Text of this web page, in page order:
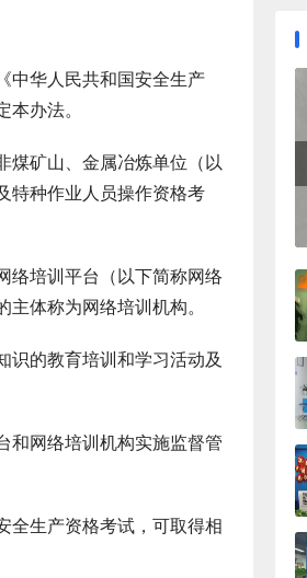
华人民共和国安全生产
办法。
矿山、金属冶炼单位（以
特种作业人员操作资格考
培训平台（以下简称网络
体称为网络培训机构。
的教育培训和学习活动及
网络培训机构实施监督管
生产资格考试，可取得相